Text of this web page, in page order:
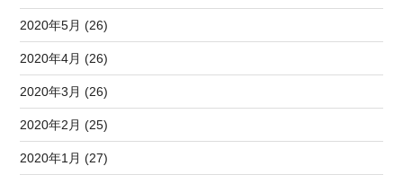
2020年5月 (26)
2020年4月 (26)
2020年3月 (26)
2020年2月 (25)
2020年1月 (27)